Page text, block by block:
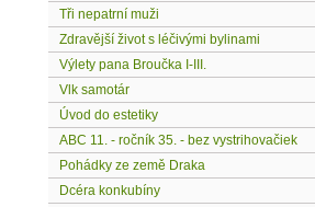
Tři nepatrní muži
Zdravější život s léčivými bylinami
Výlety pana Broučka I-III.
Vlk samotár
Úvod do estetiky
ABC 11. - ročník 35. - bez vystrihovačiek
Pohádky ze země Draka
Dcéra konkubíny